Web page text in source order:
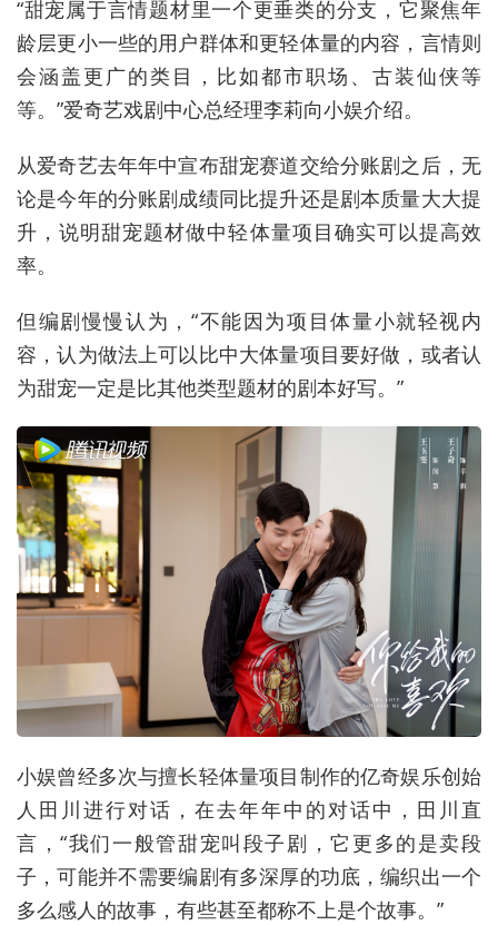
“甜宠属于言情题材里一个更垂类的分支，它聚焦年
龄层更小一些的用户群体和更轻体量的内容，言情则
会涵盖更广的类目，比如都市职场、古装仙侠等
等。”爱奇艺戏剧中心总经理李莉向小娱介绍。
从爱奇艺去年年中宣布甜宠赛道交给分账剧之后，无
论是今年的分账剧成绩同比提升还是剧本质量大大提
升，说明甜宠题材做中轻体量项目确实可以提高效
率。
但编剧慢慢认为，“不能因为项目体量小就轻视内
容，认为做法上可以比中大体量项目要好做，或者认
为甜宠一定是比其他类型题材的剧本好写。”
小娱曾经多次与擅长轻体量项目制作的亿奇娱乐创始
人田川进行对话，在去年年中的对话中，田川直
言，“我们一般管甜宠叫段子剧，它更多的是卖段
子，可能并不需要编剧有多深厚的功底，编织出一个
多么感人的故事，有些甚至都称不上是个故事。”